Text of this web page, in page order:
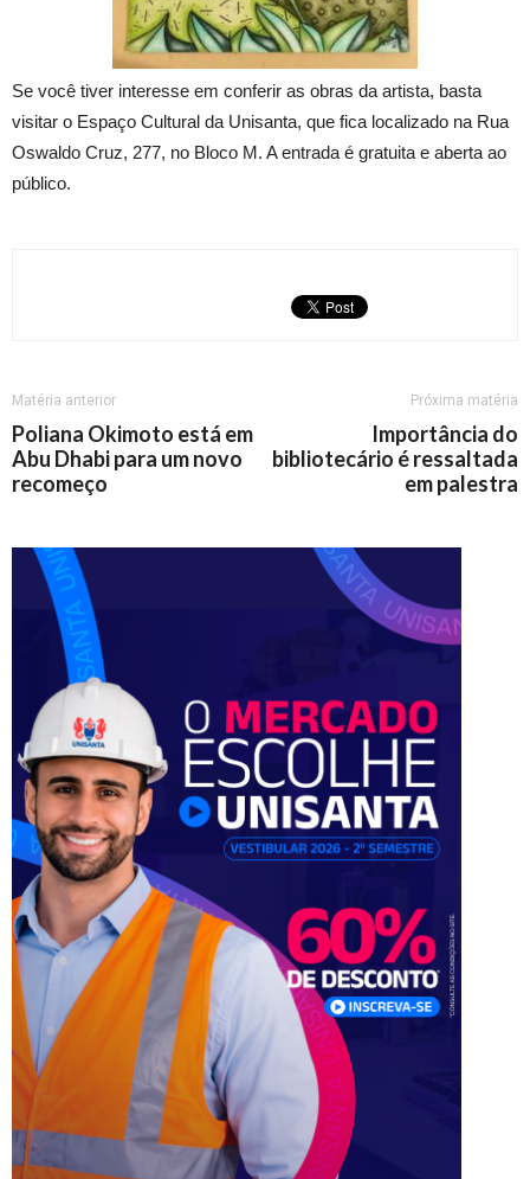
Se você tiver interesse em conferir as obras da artista, basta
visitar o Espaço Cultural da Unisanta, que fica localizado na Rua
Oswaldo Cruz, 277, no Bloco M. A entrada é gratuita e aberta ao
público.
Matéria anterior
Poliana Okimoto está em
Abu Dhabi para um novo
recomeço
Próxima matéria
Importância do
bibliotecário é ressaltada
em palestra